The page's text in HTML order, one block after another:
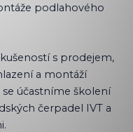
podlahového
s prodejem,
a montáží
účastníme školení
čerpadel IVT a